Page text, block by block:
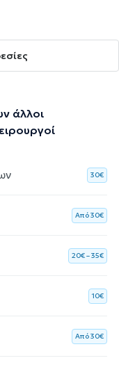
άλλοι
30€
Aπό 30€
20€ – 35€
10€
Aπό 30€